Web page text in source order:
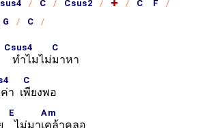
C Csus2 ✚
C F
C
Csus4
ทำไมไม่
C
มาหา
า เ
C
พียงพอ
E
ไม่มา
Am
เคล้าคลอ